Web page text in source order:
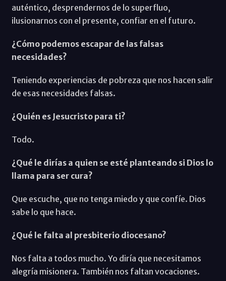
auténtico, desprendernos de lo superfluo,
ilusionarnos con el presente, confiar en el futuro.
¿Cómo podemos escapar de las falsas
necesidades?
Teniendo experiencias de pobreza que nos hacen salir
de esas necesidades falsas.
¿Quién es Jesucristo para ti?
Todo.
¿Qué le dirías a quien se esté planteando si Dios lo
llama para ser cura?
Que escuche, que no tenga miedo y que confíe. Dios
sabe lo que hace.
¿Qué le falta al presbiterio diocesano?
Nos falta a todos mucho. Yo diría que necesitamos
alegría misionera. También nos faltan vocaciones.